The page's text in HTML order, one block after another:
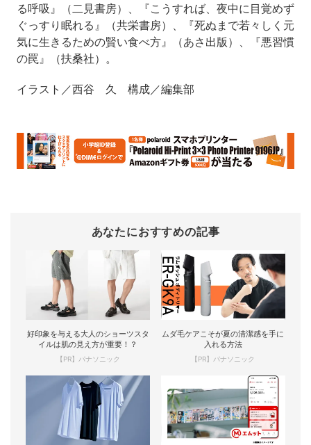
る呼吸』（二見書房）、『こうすれば、夜中に目覚めず
ぐっすり眠れる』（共栄書房）、『死ぬまで若々しく元
気に生きるための賢い食べ方』（あさ出版）、『悪習慣
の罠』（扶桑社）。
イラスト／西谷 久 構成／編集部
あなたにおすすめの記事
好印象を与える大人のショーツスタ
イルは肌の見え方が重要！？
【PR】パナソニック
ムダ毛ケアこそが夏の清潔感を手に
入れる方法
【PR】パナソニック